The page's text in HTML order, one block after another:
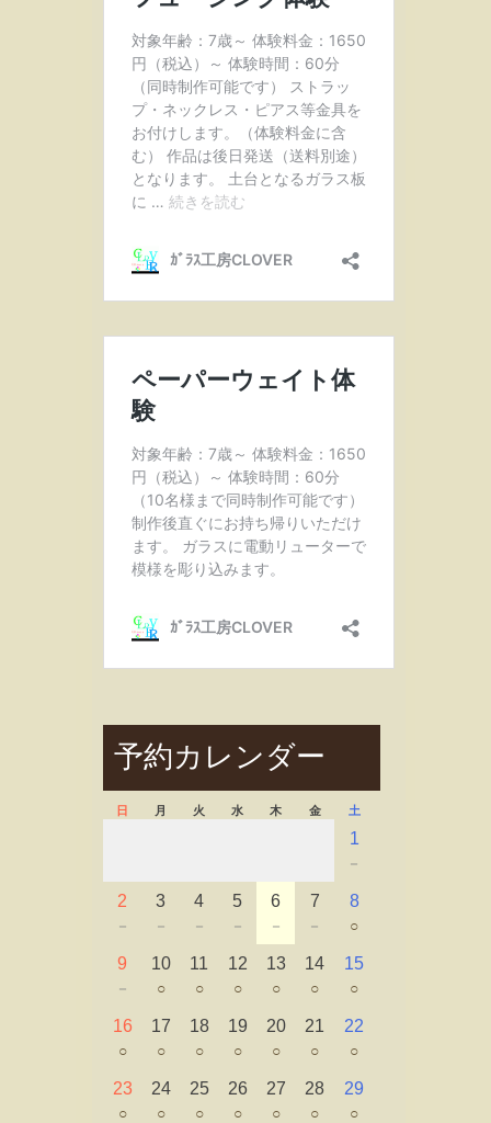
予約カレンダー
日 月 火 水 木 金 土
1
－
2
－
3
－
4
－
5
－
6
－
7
－
8
○
9
－
10
○
11
○
12
○
13
○
14
○
15
○
16
○
17
○
18
○
19
○
20
○
21
○
22
○
23
○
24
○
25
○
26
○
27
○
28
○
29
○